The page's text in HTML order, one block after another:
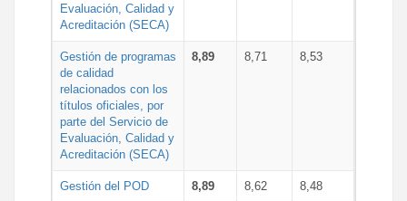
Evaluación, Calidad y
Acreditación (SECA)
Gestión de programas
de calidad
relacionados con los
títulos oficiales, por
parte del Servicio de
Evaluación, Calidad y
Acreditación (SECA)
8,89 8,71 8,53
Gestión del POD 8,89 8,62 8,48